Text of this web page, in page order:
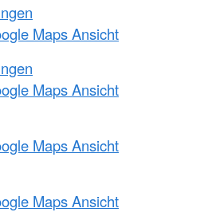
Maps Ansicht
Maps Ansicht
Maps Ansicht
Maps Ansicht